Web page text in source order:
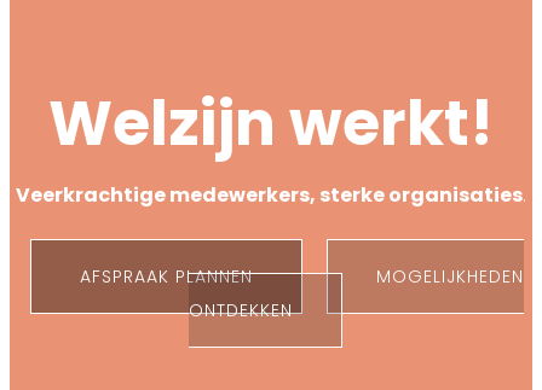
Welzijn werkt!
Veerkrachtige medewerkers, sterke organisaties.
AFSPRAAK PLANNEN
MOGELIJKHEDEN
ONTDEKKEN